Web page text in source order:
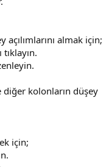
açılımlarını almak için;
diğer kolonların düşey
için;